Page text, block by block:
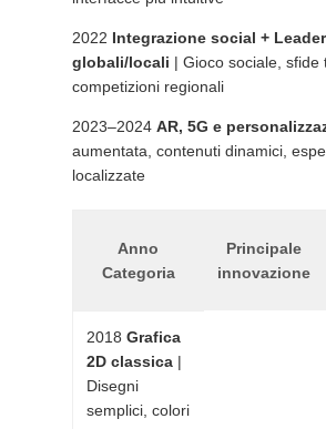
2022 Integrazione social +
globali/locali | Gioco sociale, sfide
competizioni regionali
2023–2024 AR, 5G e
aumentata, contenuti dinamici,
localizzate
Anno
Categoria
Principale
innovazione
2018 Grafica
2D classica|
Disegni
semplici, colori